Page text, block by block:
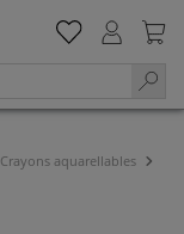
Crayons aquarellables